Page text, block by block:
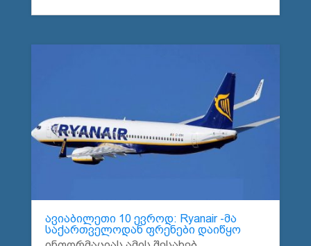
ავიაბილეთი 10 ევროდ: Ryanair -მა
საქართველოდან ფრენები დაიწყო